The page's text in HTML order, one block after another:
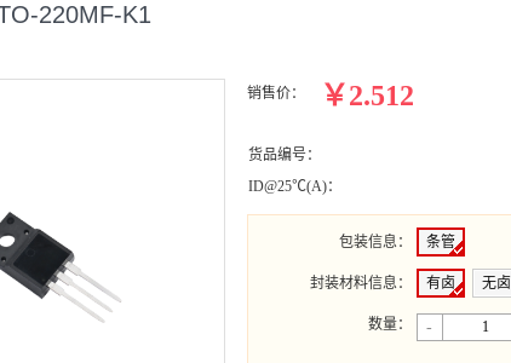
220MF-K1
销售价： ￥2.512
货品编号：
ID@25℃(A)：
包装信息： 条管
封装材料信息： 有卤 无卤
数量： -